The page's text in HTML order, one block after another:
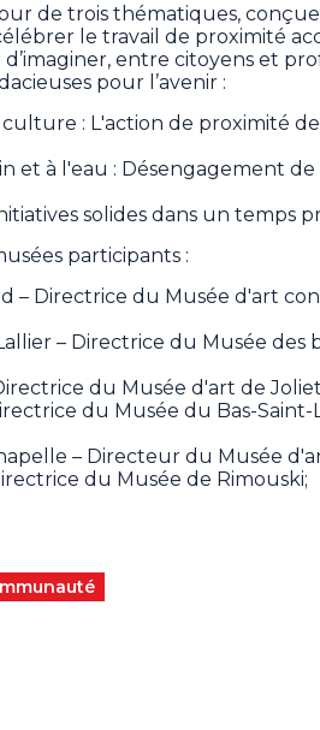
de trois thématiques,
le travail de proximité
entre citoyens et
pour l’avenir :
: L'action de proximité
et à l'eau : Désengagement
solides dans un temps
participants :
– Directrice du Musée d'art
– Directrice du Musée des
du Musée d'art de
du Musée du Bas-
– Directeur du Musée
du Musée de Rimouski;